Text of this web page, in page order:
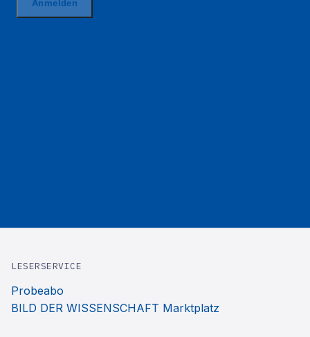
LESERSERVICE
Probeabo
BILD DER WISSENSCHAFT Marktplatz